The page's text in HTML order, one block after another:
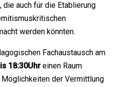
auch für die Etablierung
werden könnten.
Fachaustausch am
18:30Uhreinen Raum
der Vermittlung